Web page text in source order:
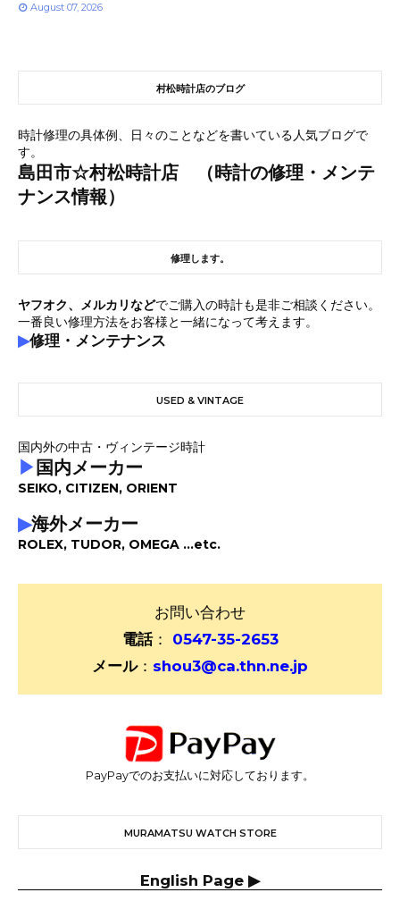
August 07, 2026
村松時計店のブログ
時計修理の具体例、日々のことなどを書いている人気ブログで
す。
島田市☆村松時計店 （時計の修理・メンテ
ナンス情報）
修理します。
ヤフオク、メルカリなどでご購入の時計も是非ご相談ください。
一番良い修理方法をお客様と一緒になって考えます。
▶修理・メンテナンス
USED & VINTAGE
国内外の中古・ヴィンテージ時計
▶ 国内メーカー
SEIKO, CITIZEN, ORIENT
▶海外メーカー
ROLEX, TUDOR, OMEGA ...etc.
お問い合わせ
電話：
0547-35-2653
メール： shou3@ca.thn.ne.jp
PayPayでのお支払いに対応しております。
MURAMATSU WATCH STORE
English Page ▶